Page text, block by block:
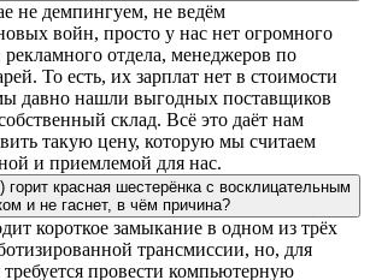
не демпингуем, не ведём
войн, просто у нас нет огромного
рекламного отдела, менеджеров по
То есть, их зарплат нет в стоимости
давно нашли выгодных поставщиков
склад. Всё это даёт нам
такую цену, которую мы считаем
и приемлемой для нас.
горит красная шестерёнка с восклицательным
и не гаснет, в чём причина?
короткое замыкание в одном из трёх
трансмиссии, но, для
провести компьютерную